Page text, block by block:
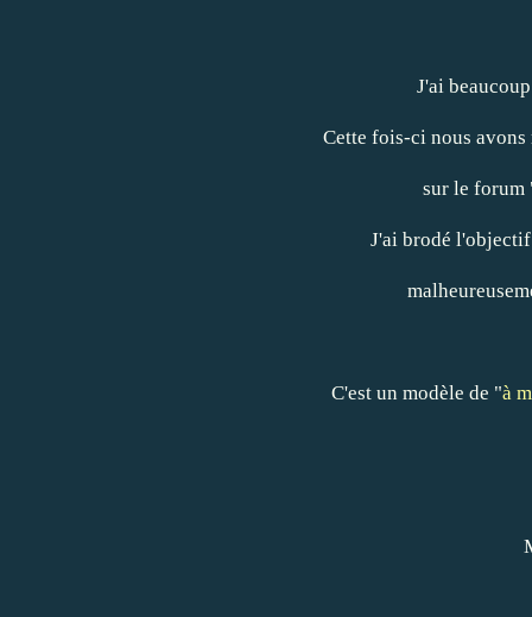
J'ai
Cette fois-ci nous
sur le
J'ai brodé
C'est un modèle de "à